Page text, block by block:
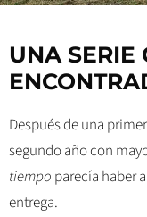
UNA SERIE
Después de una
segundo año con
tiempo parecía haber
entrega.